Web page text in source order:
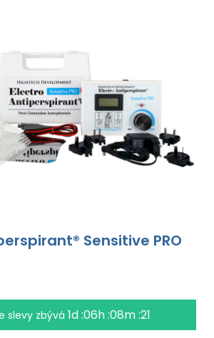
Sensitive PRO
slevy zbývá 1d :06h :08m :21